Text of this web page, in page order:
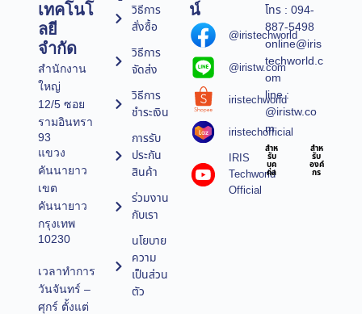
เทคโนโ
ลยี
จำกัด
สำนักงาน
ใหญ่
12/5 ซอย
รามอินทรา
93
แขวง
คันนายาว
เขต
คันนายาว
กรุงเทพ
10230
เวลาทำการ
วันจันทร์ –
ศุกร์ ตั้งแต่
วิธีการ
สั่งซื้อ
วิธีการ
จัดส่ง
วิธีการ
ชำระเงิน
การรับ
ประกัน
สินค้า
ร่วมงาน
กับเรา
นโยบาย
ความ
เป็นส่วน
ตัว
น์
@iristechworld
@iristw.com
iristechworld
iristechofficial
IRIS
Techworld
Official
โทร : 094-
887-5498
online@iris
techworld.c
om
line :
@iristw.co
m
สำห
รับ
บุค
คล
สำห
รับ
องค์
กร